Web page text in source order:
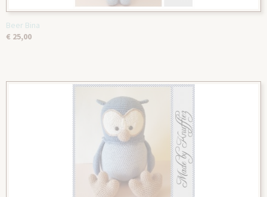
Beer Bina
€ 25,00